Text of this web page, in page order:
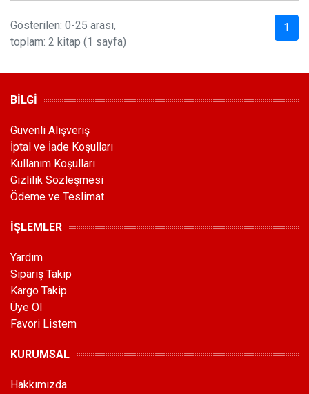
Gösterilen: 0-25 arası,
toplam: 2 kitap (1 sayfa)
1
BİLGİ
Güvenli Alışveriş
İptal ve İade Koşulları
Kullanım Koşulları
Gizlilik Sözleşmesi
Ödeme ve Teslimat
İŞLEMLER
Yardım
Sipariş Takip
Kargo Takip
Üye Ol
Favori Listem
KURUMSAL
Hakkımızda